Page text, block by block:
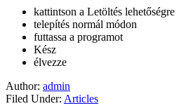
kattintson a Letöltés lehetőségre
telepítés normál módon
futtassa a programot
Kész
élvezze
Author: admin
Filed Under: Articles